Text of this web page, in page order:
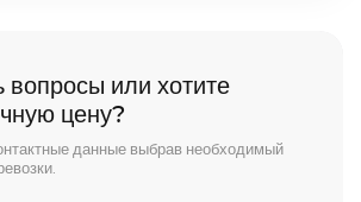
вопросы или хотите
цену?
данные выбрав необходимый